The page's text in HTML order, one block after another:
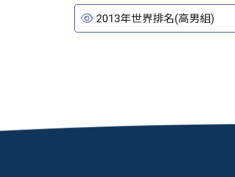
2013年世界排名(高男組)